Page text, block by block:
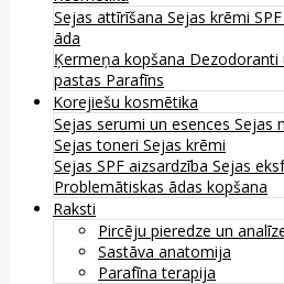
Sejas attīrīšana Sejas krēmi
āda
Ķermeņa kopšana Dezodoranti
pastas Parafīns
Korejiešu kosmētika
Sejas serumi un esences Sejas
Sejas toneri Sejas krēmi
Sejas SPF aizsardzība Sejas
Problemātiskas ādas kopšana
Raksti
Pircēju pieredze un
Sastāva anatomija
Parafīna terapija